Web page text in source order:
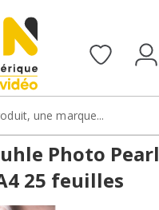
Photo Pearl
25 feuilles